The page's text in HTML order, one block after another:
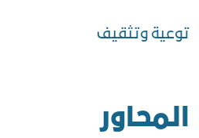
توعية وتثقيف
المحاور